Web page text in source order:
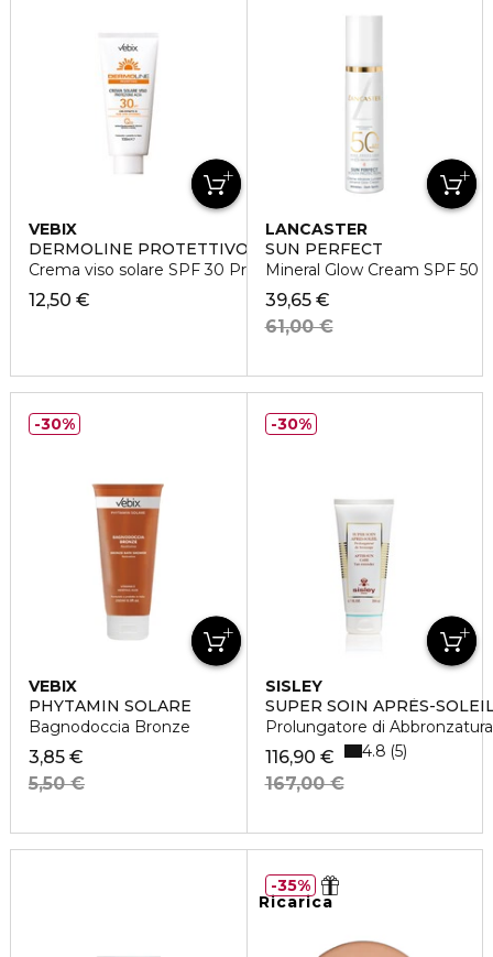
VEBIX
DERMOLINE PROTETTIVO
Crema viso solare SPF 30 Protezione Alta
12,50 €
LANCASTER
SUN PERFECT
Mineral Glow Cream SPF 50
39,65 €
61,00 €
VEBIX
PHYTAMIN SOLARE
Bagnodoccia Bronze
3,85 €
5,50 €
30%
SISLEY
SUPER SOIN APRÈS-
Prolungatore di
116,90 €
167,00 €
4.8 5
30%
Ricarica
35%